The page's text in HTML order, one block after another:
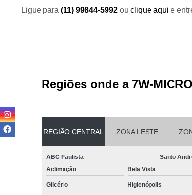
Ligue para (11) 99844-5992 ou clique aqui e
Regiões onde a 7W-
REGIÃO CENTRAL ZONA LESTE
ABC Paulista Santo
Aclimação
Bela Vista
Glicério Higienópolis